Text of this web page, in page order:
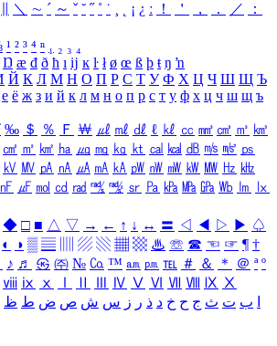
＼ ∼ ´ ～ ˇ ˘ ˝ ˚ ˙ ¸ ¡ ¿ ː ！ ＇ ， ． ／
：
¹ ² ³ ⁴ ⁿ ₁ ₂ ₃ ₄
Ŋ æ đ ð ħ ı ĳ ĸ ŀ ł ø œ ß þ ŧ ŋ ŉ
Й К Л М Н О П Р С Т У Ф Х Ц Ч Ш Щ Ъ
е ё ж з и й к л м н о п р с т у ф х ц ч ш щ ъ
‰ ＄ ％ Ｆ ￦ ㎕ ㎖ ㎗ ℓ ㎘ ㏄ ㎣ ㎤ ㎥ ㎦
㎠ ㎡ ㎢ ㏊ ㎍ ㎎ ㎏ ㏏ ㎈ ㎉ ㏈ ㎧ ㎨ ㎰
㎸ ㎹ ㎀ ㎁ ㎂ ㎃ ㎄ ㎺ ㎻ ㎽ ㎾ ㎿ ㎐ ㎑
㎋ ㎌ ㏖ ㏅ ㎭ ㎮ ㎯ ㏛ ㎩ ㎪ ㎫ ㎬ ㏝ ㏐
㏓
◆ □ ■ △ ▽ → ← ↑ ↓ ↔ 〓 ◁ ◀ ▷ ▶ ♤
◐ ◑ ▒ ▤ ▨ ▧ ▦ ▩ ♨ ☏ ☎ ☜ ☞ ¶ †
♪ ♬ ㉿ ㈜ № ㏇ ™ ㏂ ㏘ ℡ ＃ ＆ ＊ ＠ ª º
ⅷ ⅸ ⅹ Ⅳ Ⅴ Ⅵ Ⅶ Ⅷ Ⅸ Ⅹ
ب ت ث ج ح خ د ذ ر ز س ش ص ض ط ظ